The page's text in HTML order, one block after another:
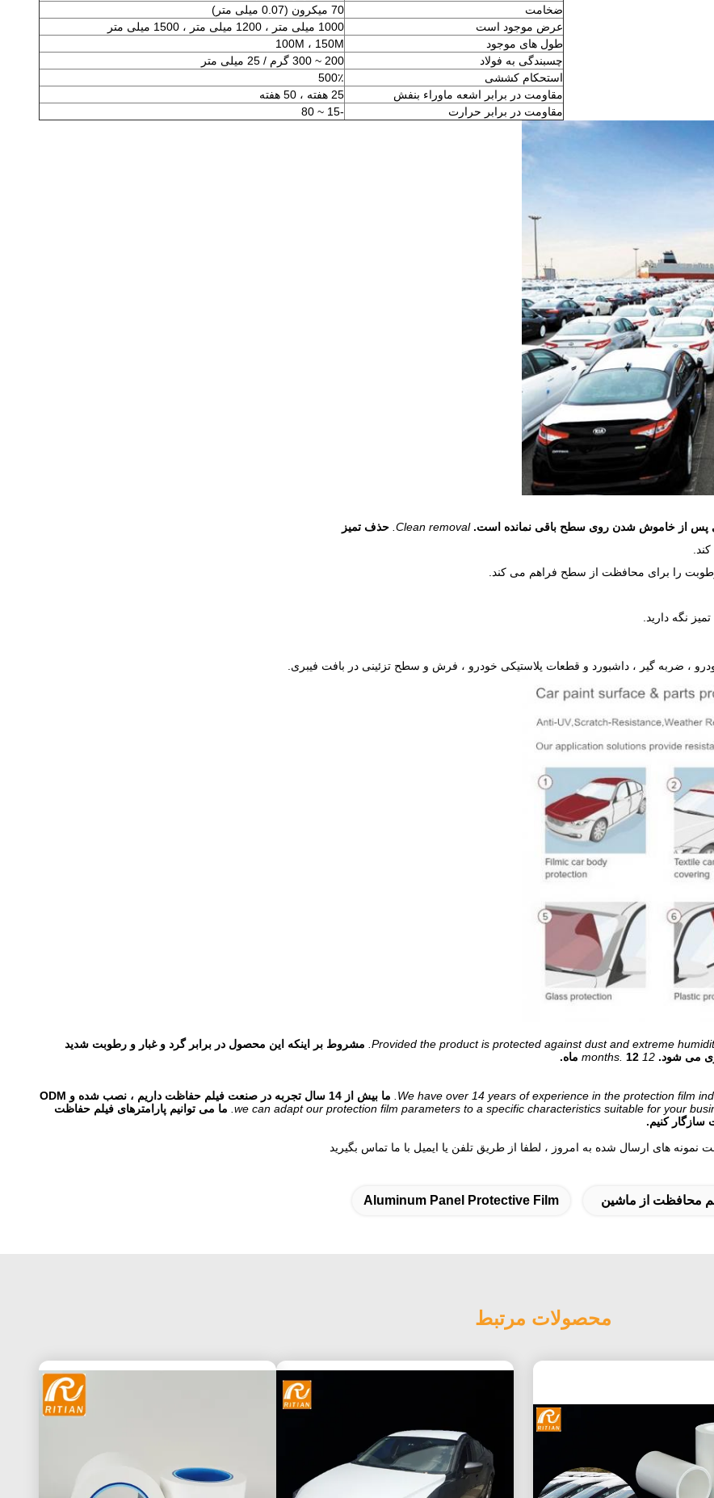
ضخامت
70 میکرون (0.07 میلی متر)
عرض موجود است
1000 میلی متر ، 1200 میلی متر ، 1500 میلی متر
طول های موجود
100M ، 150M
چسبندگی به فولاد
200 ~ 300 گرم / 25 میلی متر
استحکام کششی
500٪
مقاومت در برابر اشعه ماوراء بنفش
25 هفته ، 50 هفته
مقاومت در برابر حرارت
-15 ~ 80
ای پس از خاموش شدن روی سطح باقی نمانده است. Clean removal. حذف تمیز
را برای محافظت از سطح فراهم می کند.
نگه دارید.
، ضربه گیر ، داشبورد و قطعات پلاستیکی خودرو ، فرش و سطح تزئینی در بافت فیبری.
Provided the product is protected against dust and extreme مشروط بر اینکه این محصول در برابر گرد و غبار و رطوبت شدید
12 months. 12 ماه.
We have over 14 years of experience in the protection film
ما بیش از 14 سال تجربه در صنعت فیلم حفاظت داریم ، نصب شده و ODM
we can adapt our protection film parameters to a specific characteristics suitable for your ما می توانیم پارامترهای فیلم حفاظت
کنیم.
های ارسال شده به امروز ، لطفا از طریق تلفن یا ایمیل با ما تماس بگیرید
محافظت از ماشین Aluminum Panel Protective Film
محصولات مرتبط